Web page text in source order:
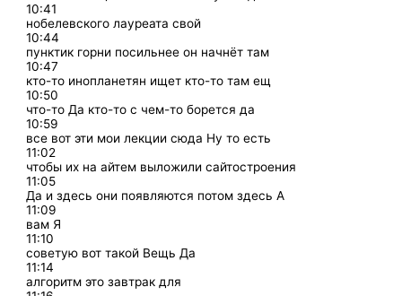
10:41
нобелевского лауреата свой
10:44
пунктик горни посильнее он начнёт там
10:47
кто-то инопланетян ищет кто-то там ещ
10:50
что-то Да кто-то с чем-то борется да
10:59
все вот эти мои лекции сюда Ну то есть
11:02
чтобы их на айтем выложили сайтостроения
11:05
Да и здесь они появляются потом здесь А
11:09
вам Я
11:10
советую вот такой Вещь Да
11:14
алгоритм это завтрак для